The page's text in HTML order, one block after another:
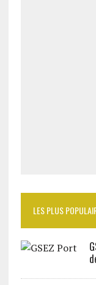
LES PLUS